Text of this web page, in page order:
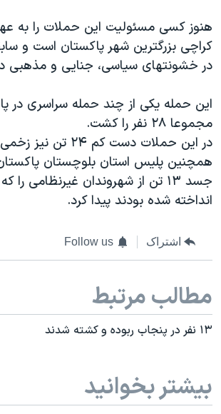
همایش محافظه‌کاران آمریکا «سی‌پک»
صفحه‌های ویژه
هنوز کسی مسئولیت این حملات را به
کراچی بزرگترین شهر پاکستان است و
در خشونتهای سیاسی، جنایی و مذهبی
این حمله یکی از چند حمله سراسری در
مجموعا ٢٨ نفر را کشت.
در این حملات دست کم ٢۴ تن نیز زخمی شدند.
همچنین پلیس استان بلوچستان
جسد ۱۳ تن از شهروندان غیرنظامی را
انداخته شده بودند پیدا کرد.
اشتراک Follow us
مطالب مرتبط
۱۳ نفر در پنجاب ربوده و کشته شدند
بیشتر بخوانید